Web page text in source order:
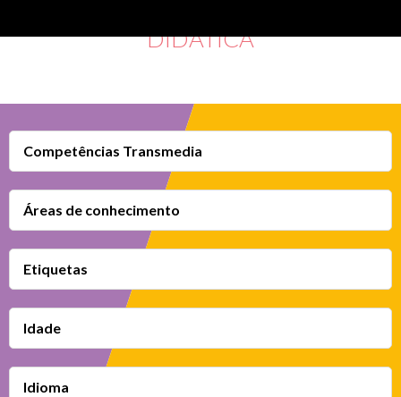
DIDÁTICA
Competências Transmedia
Áreas de conhecimento
Etiquetas
Idade
Idioma